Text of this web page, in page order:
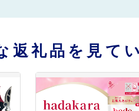
礼品を見て